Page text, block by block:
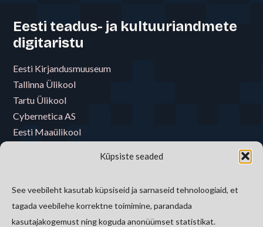
Küpsiste seaded
See veebileht kasutab küpsiseid ja sarnaseid tehnoloogiaid, et
tagada veebilehe korrektne toimimine, parandada
kasutajakogemust ning koguda anonüümset statistikat.
Eesti teadus- ja kultuuriandmete
digitaristu
Eesti Kirjandusmuuseum
Tallinna Ülikool
Tartu Ülikool
Cybernetica AS
Eesti Maaülikool
Eesti Raamatukoguvõrgu Konsortsium
E-riigi Akadeemia Sihtasutus
Tallinna Tehnikaülikool